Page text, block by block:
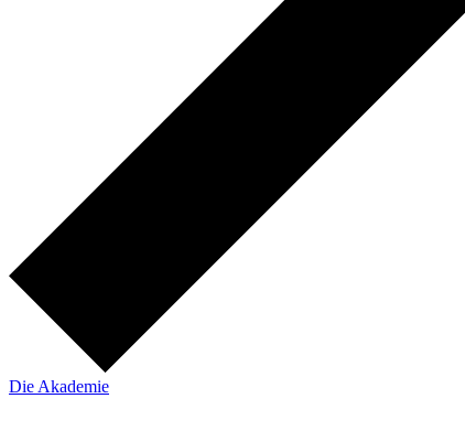
Die Akademie